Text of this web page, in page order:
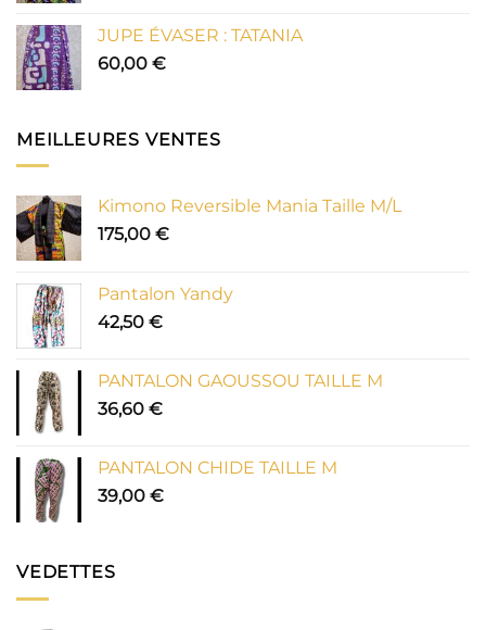
JUPE ÉVASER : TATANIA
60,00 €
MEILLEURES VENTES
Kimono Reversible Mania Taille M/L
175,00 €
Pantalon Yandy
42,50 €
PANTALON GAOUSSOU TAILLE M
36,60 €
PANTALON CHIDE TAILLE M
39,00 €
VEDETTES